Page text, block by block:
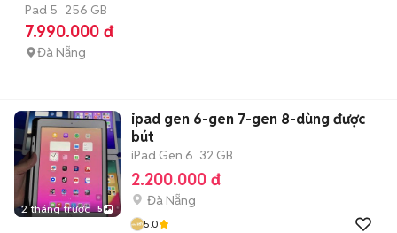
bút và phím
Pad 5 256 GB
7.990.000 đ
Đà Nẵng
2 tháng trước 5
ipad gen 6-gen 7-gen 8-dùng được
bút
iPad Gen 6 32 GB
2.200.000 đ
Đà Nẵng
5.0